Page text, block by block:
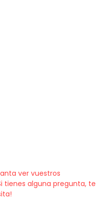
ver vuestros
tienes alguna pregunta, te